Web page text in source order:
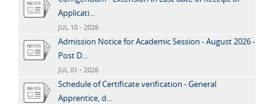
Applicati...
JUL 10 - 2026
Admission Notice for Academic Session - August 2026 -
Post D...
JUL 01 - 2026
Schedule of Certificate verification - General
Apprentice, d...